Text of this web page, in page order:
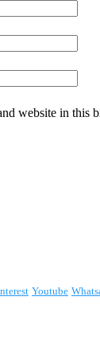
website in this
Youtube